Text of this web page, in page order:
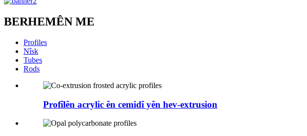
BERHEMÊN ME
Profiles
Nîsk
Tubes
Rods
Profîlên acrylic ên cemidî yên hev-extrusion